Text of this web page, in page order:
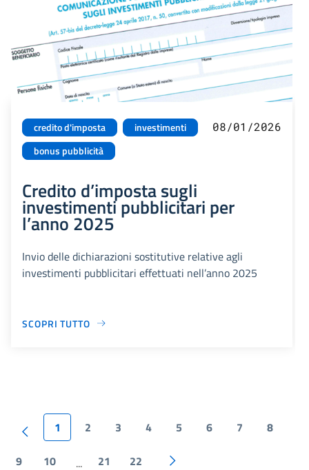
credito d'imposta
investimenti
bonus pubblicità
08/01/2026
Credito d’imposta sugli
investimenti pubblicitari per
l’anno 2025
Invio delle dichiarazioni sostitutive relative agli
investimenti pubblicitari effettuati nell’anno 2025
SCOPRI TUTTO
1 2 3 4 5 6 7 8
9 10 ... 21 22